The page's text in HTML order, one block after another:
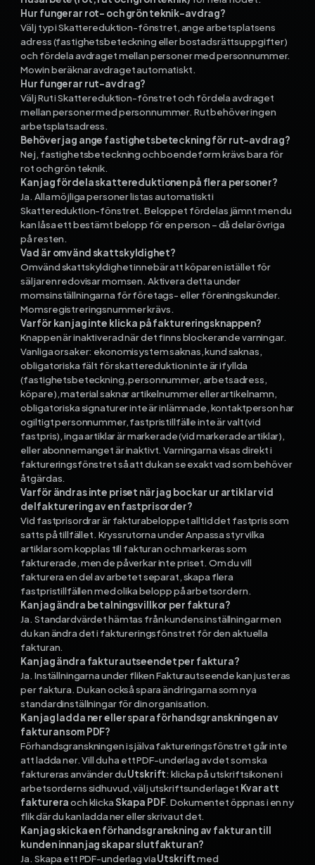
Hur fungerar rot- och grön teknik-avdrag?
Välj typ i Skattereduktion-fönstret, ange arbetsplatsens
adress (fastighetsbeteckning eller bostadsrättsuppgifter)
och fördela avdraget mellan personer med personnummer.
Mowin beräknar avdraget automatiskt.
Hur fungerar rut-avdrag?
Välj Rut i Skattereduktion-fönstret och fördela avdraget
mellan personer med personnummer. Rut behöver ingen
arbetsplatsadress.
Behöver jag ange fastighetsbeteckning för rut-avdrag?
Nej, fastighetsbeteckning och boendeform krävs bara för
rot och grön teknik.
Kan jag fördela skattereduktionen på flera personer?
Ja. Alla möjliga personer listas automatiskt i
Skattereduktion-fönstret. Beloppet fördelas jämnt men du
kan låsa ett bestämt belopp för en person – då delar övriga
på resten.
Vad är omvänd skattskyldighet?
Omvänd skattskyldighet innebär att köparen istället för
säljaren redovisar momsen. Aktivera detta under
momsinställningarna för företags- eller föreningskunder.
Momsregistreringsnummer krävs.
Varför kan jag inte klicka på faktureringsknappen?
Knappen är inaktiverad när det finns blockerande varningar.
Vanliga orsaker: ekonomisystem saknas, kund saknas,
obligatoriska fält för skattereduktion inte är ifyllda
(fastighetsbeteckning, personnummer, arbetsadress,
köpare), material saknar artikelnummer eller artikelnamn,
obligatoriska signaturer inte är inlämnade, kontaktperson har
ogiltigt personnummer, fastpristillfälle inte är valt (vid
fastpris), inga artiklar är markerade (vid markerade artiklar),
eller abonnemanget är inaktivt. Varningarna visas direkt i
faktureringsfönstret så att du kan se exakt vad som behöver
åtgärdas.
Varför ändras inte priset när jag bockar ur artiklar vid
delfakturering av en fastprisorder?
Vid fastprisordrar är fakturabeloppet alltid det fastpris som
satts på tillfället. Kryssrutorna under Anpassa styr vilka
artiklar som kopplas till fakturan och markeras som
fakturerade, men de påverkar inte priset. Om du vill
fakturera en del av arbetet separat, skapa flera
fastpristillfällen med olika belopp på arbetsordern.
Kan jag ändra betalningsvillkor per faktura?
Ja. Standardvärdet hämtas från kundens inställningar men
du kan ändra det i faktureringsfönstret för den aktuella
fakturan.
Kan jag ändra fakturautseendet per faktura?
Ja. Inställningarna under fliken Fakturautseende kan justeras
per faktura. Du kan också spara ändringarna som nya
standardinställningar för din organisation.
Kan jag ladda ner eller spara förhandsgranskningen av
fakturan som PDF?
Förhandsgranskningen i själva faktureringsfönstret går inte
att ladda ner. Vill du ha ett PDF-underlag av det som ska
faktureras använder duUtskrift: klicka på utskriftsikonen i
arbetsorderns sidhuvud, välj utskriftsunderlaget Kvar att
faktureraoch klickaSkapa PDF. Dokumentet öppnas i en ny
flik där du kan ladda ner eller skriva ut det.
Kan jag skicka en förhandsgranskning av fakturan till
kunden innan jag skapar slutfakturan?
Ja. Skapa ett PDF-underlag viaUtskriftmed